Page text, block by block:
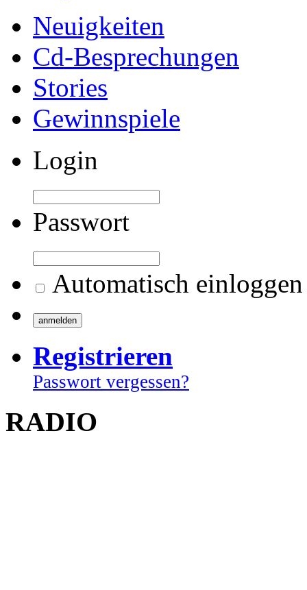
Neuigkeiten
Cd-Besprechungen
Stories
Gewinnspiele
Login
Passwort
Automatisch einloggen
Registrieren
Passwort vergessen?
RADIO